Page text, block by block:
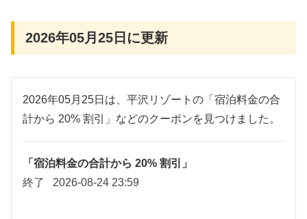
2026年05月25日に更新
2026年05月25日は、平沢リゾートの「宿泊料金の合
計から 20% 割引」などのクーポンを見つけました。
「宿泊料金の合計から 20% 割引」
終了
2026-08-24 23:59